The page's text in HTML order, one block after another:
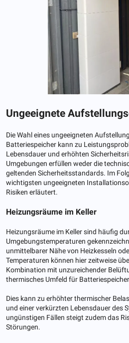
Ungeeignete
Die Wahl eines ungeeigneten
Batteriespeicher kann zu
Lebensdauer und erhöhten
Umgebungen erfüllen weder die
geltenden Sicherheitsstandards. Im
wichtigsten ungeeigneten
Risiken erläutert.
Heizungsräume im Keller
Heizungsräume im Keller sind häufig
Umgebungstemperaturen
unmittelbarer Nähe von Heizkesseln
Temperaturen können hier zeitweise
Kombination mit unzureichender
thermisches Umfeld für
Dies kann zu erhöhter thermischer
und einer verkürzten Lebensdauer des
ungünstigen Fällen steigt zudem das
Störungen.